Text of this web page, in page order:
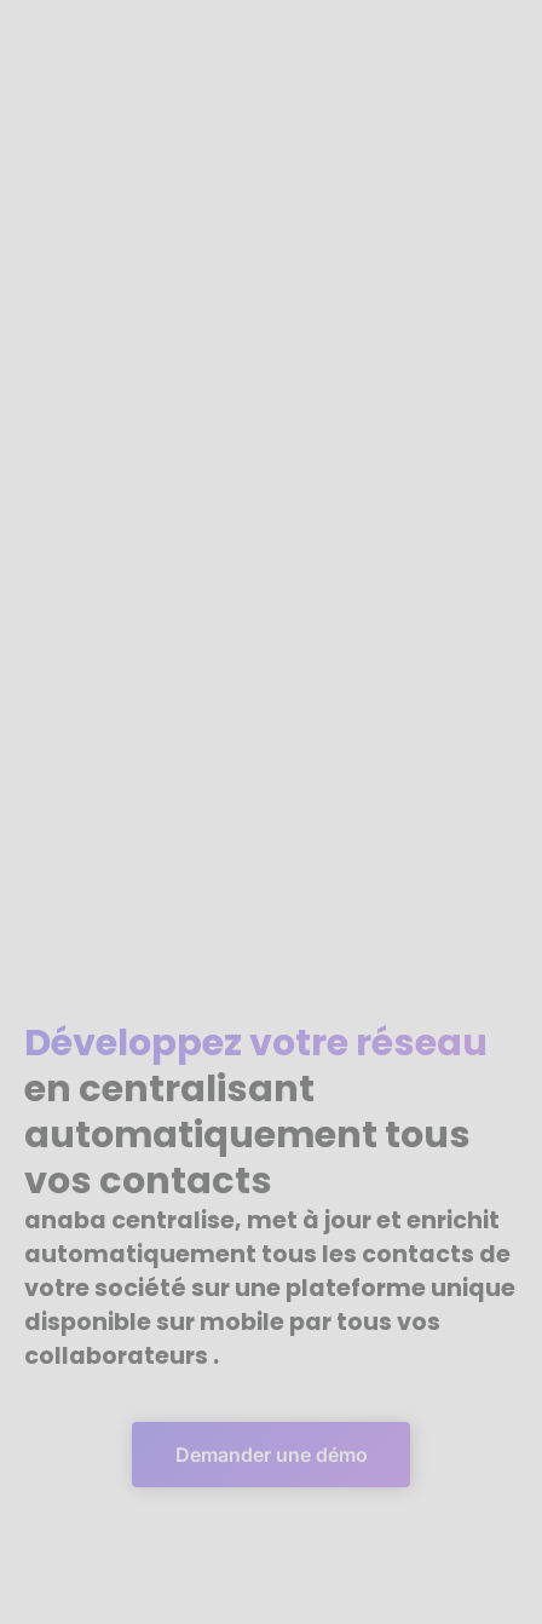
Développez votre réseau
en centralisant
automatiquement tous
vos contacts
anaba centralise, met à jour et enrichit
automatiquement tous les contacts de
votre société sur une plateforme unique
disponible sur mobile par tous vos
collaborateurs .
Demander une démo